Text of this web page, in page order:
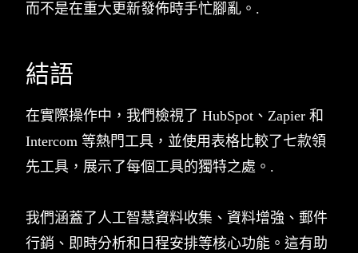
而不是在重大更新發佈時手忙腳亂。.
結語
在實際操作中，我們檢視了 HubSpot、Zapier 和
Intercom 等熱門工具，並使用表格比較了七款領
先工具，展示了每個工具的獨特之處。.
我們涵蓋了人工智慧資料收集、資料增強、郵件
行銷、即時分析和日程安排等核心功能。這有助